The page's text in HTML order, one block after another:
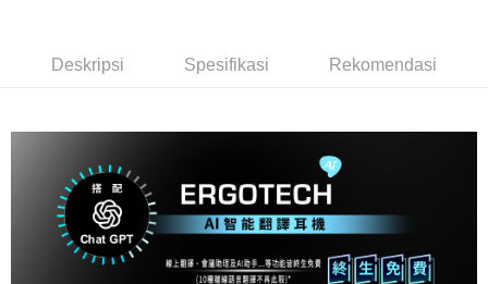
Deskripsi Spesifikasi Rekomendasi